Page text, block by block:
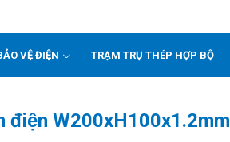
VỆ ĐIỆN TRẠM TRỤ THÉP HỢP BỘ
điện W200xH100x1.2mm